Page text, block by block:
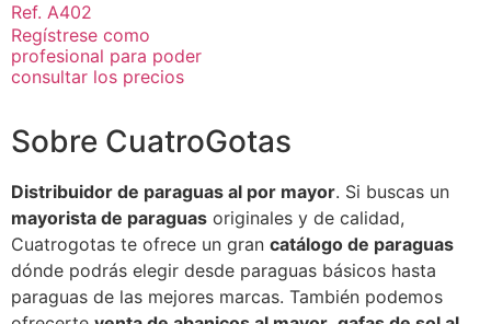
Ref. A402
Regístrese como
profesional para poder
consultar los precios
Sobre CuatroGotas
Distribuidor de paraguas al por mayor. Si buscas un
mayorista de paraguas originales y de calidad,
Cuatrogotas te ofrece un gran catálogo de paraguas
dónde podrás elegir desde paraguas básicos hasta
paraguas de las mejores marcas. También podemos